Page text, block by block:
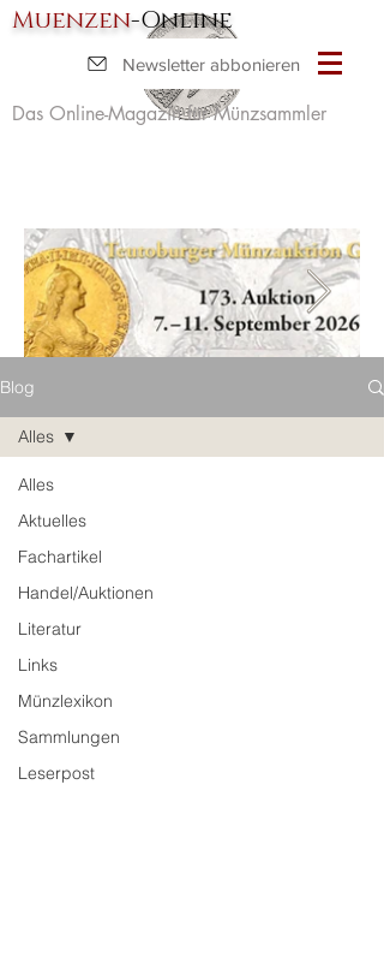
Muenzen-Online
Das Online-Magazin für Münzsammler
Newsletter abbonieren
Blog
Alles
Aktuelles
Fachartikel
Handel/Auktionen
Literatur
Links
Münzlexikon
Sammlungen
Leserpost
Alles